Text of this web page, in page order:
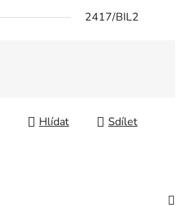
2417/BIL2
Hlídat Sdílet